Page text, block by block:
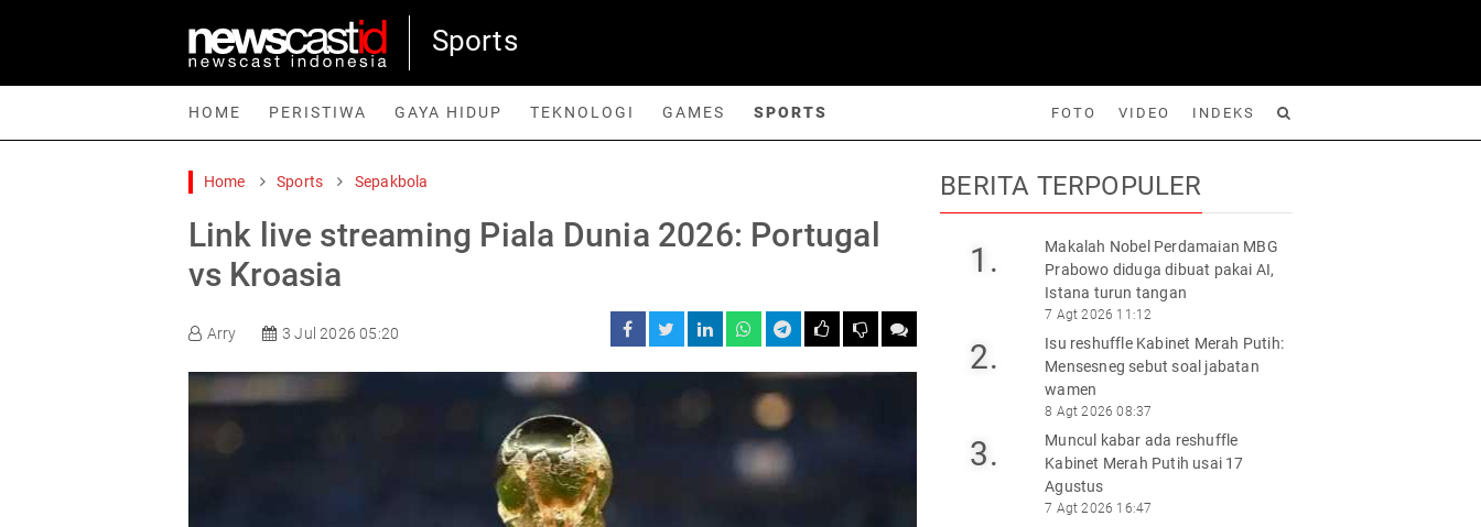
Sports
HOME PERISTIWA GAYA HIDUP TEKNOLOGI GAMES SPORTS FOTO VIDEO INDEKS
Gaya Hidup
Foto
Home Sports Sepakbola
Link live streaming Piala Dunia 2026: Portugal
vs Kroasia
Arry 3 Jul 2026 05:20
BERITA TERPOPULER
1.
Makalah Nobel Perdamaian MBG
Prabowo diduga dibuat pakai AI,
Istana turun tangan
7 Agt 2026 11:12
2.
Isu reshuffle Kabinet Merah Putih:
Mensesneg sebut soal jabatan
wamen
8 Agt 2026 08:37
3.
Muncul kabar ada reshuffle
Kabinet Merah Putih usai 17
Agustus
7 Agt 2026 16:47